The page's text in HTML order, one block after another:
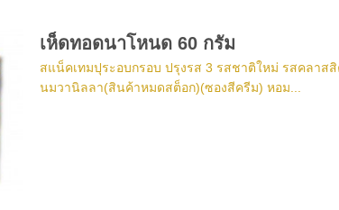
เห็ดทอดนาโหนด 60 กรัม
สแน็คเทมปุระอบกรอบ ปรุงรส 3 รสชาติใหม่ รสคลาส
นมวานิลลา(สินค้าหมดสต็อก)(ซองสีครีม) หอม...